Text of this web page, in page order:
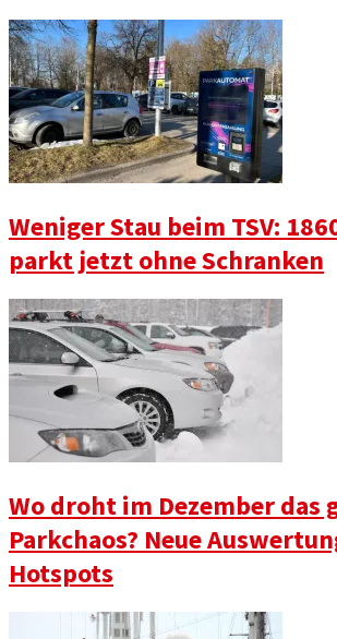
Weniger Stau beim TSV:
parkt jetzt ohne Schranken
Wo droht im Dezember das
Parkchaos? Neue
Hotspots